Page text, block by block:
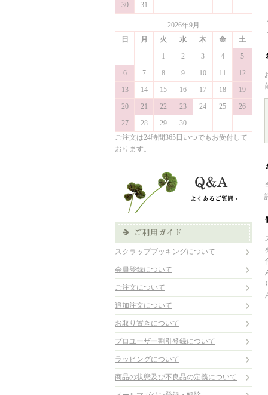
30
31
2026年9月
日
月 火 水 木 金
土
1
2 3 4
5
6
7 8 9 10 11
12
13
14 15 16 17 18
19
20
21 22 23 24 25
26
27
28 29
30
ご注文は24時間365日いつでもお受付して
おります。
スクラップブッキングについて
会員登録について
ご注文について
追加注文について
お取り置きについて
プロユーザー割引登録について
ラッピングについて
商品の状態及び不良品の定義について